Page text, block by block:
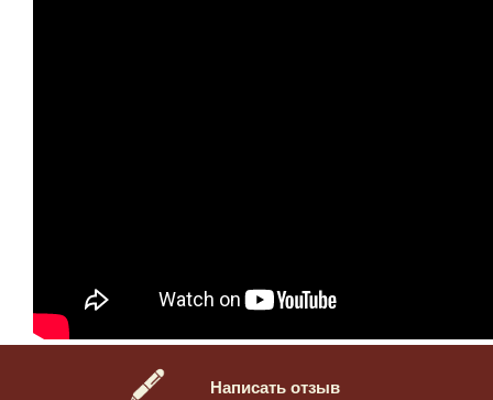
Написать отзыв